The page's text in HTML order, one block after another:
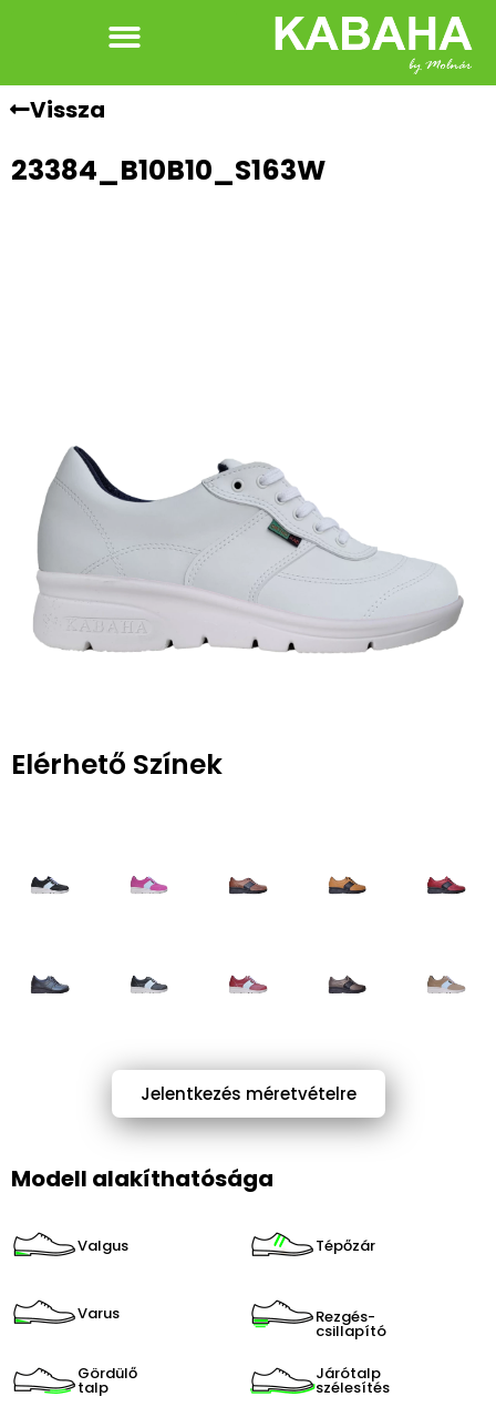
Vissza
23384_B10B10_S163W
Elérhető Színek
Jelentkezés méretvételre
Modell alakíthatósága
Valgus Tépőzár
Varus Rezgés-
csillapító
Gördülő
talp
Járótalp
szélesítés